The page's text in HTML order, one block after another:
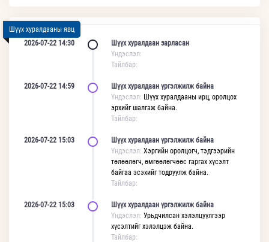
Шүүх хуралдааны явц
2026-07-22 14:30
Шүүх хуралдаан зарласан
Үндэслэл:
Тайлбар:
2026-07-22 14:59
Шүүх хуралдаан үргэлжилж байна
Үндэслэл: Шүүх хуралдааны ирц, оролцох
эрхийг шалгаж байна.
Тайлбар:
2026-07-22 15:03
Шүүх хуралдаан үргэлжилж байна
Үндэслэл: Хэргийн оролцогч, тэдгээрийн
төлөөлөгч, өмгөөлөгчөөс гаргах хүсэлт
байгаа эсэхийг тодруулж байна.
Тайлбар:
2026-07-22 15:03
Шүүх хуралдаан үргэлжилж байна
Үндэслэл: Урьдчилсан хэлэлцүүлгээр
хүсэлтийг хэлэлцэж байна.
Тайлбар: